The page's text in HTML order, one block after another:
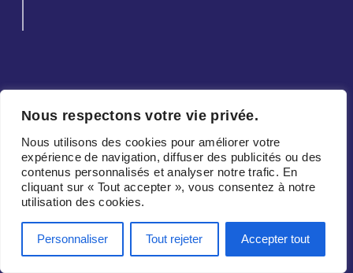
Nous respectons votre vie privée.
Nous utilisons des cookies pour améliorer votre
expérience de navigation, diffuser des publicités ou des
contenus personnalisés et analyser notre trafic. En
cliquant sur « Tout accepter », vous consentez à notre
utilisation des cookies.
Personnaliser Tout rejeter Accepter tout